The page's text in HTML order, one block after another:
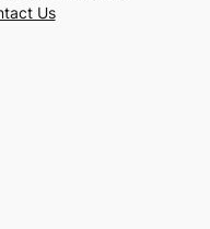
Us